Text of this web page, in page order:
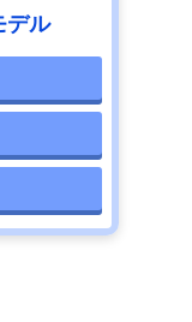
デル